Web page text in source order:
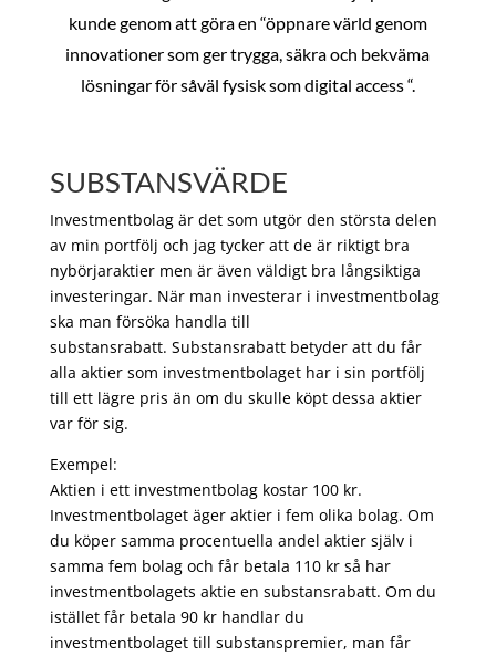
kunde genom att göra en “öppnare värld genom
innovationer som ger trygga, säkra och bekväma
lösningar för såväl fysisk som digital access “.
SUBSTANSVÄRDE
Investmentbolag är det som utgör den största delen
av min portfölj och jag tycker att de är riktigt bra
nybörjaraktier men är även väldigt bra långsiktiga
investeringar. När man investerar i investmentbolag
ska man försöka handla till
substansrabatt. Substansrabatt betyder att du får
alla aktier som investmentbolaget har i sin portfölj
till ett lägre pris än om du skulle köpt dessa aktier
var för sig.
Exempel:
Aktien i ett investmentbolag kostar 100 kr.
Investmentbolaget äger aktier i fem olika bolag. Om
du köper samma procentuella andel aktier själv i
samma fem bolag och får betala 110 kr så har
investmentbolagets aktie en substansrabatt. Om du
istället får betala 90 kr handlar du
investmentbolaget till substanspremier, man får